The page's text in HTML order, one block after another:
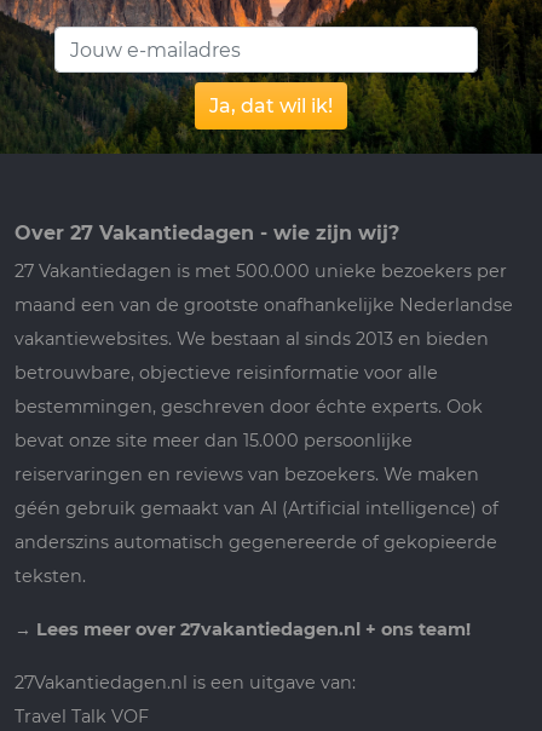
Ja, dat wil ik!
Over 27 Vakantiedagen - wie zijn wij?
27 Vakantiedagen is met 500.000 unieke bezoekers per
maand een van de grootste onafhankelijke Nederlandse
vakantiewebsites. We bestaan al sinds 2013 en bieden
betrouwbare, objectieve reisinformatie voor alle
bestemmingen, geschreven door échte experts. Ook
bevat onze site meer dan 15.000 persoonlijke
reiservaringen en reviews van bezoekers. We maken
géén gebruik gemaakt van AI (Artificial intelligence) of
anderszins automatisch gegenereerde of gekopieerde
teksten.
→ Lees meer over 27vakantiedagen.nl + ons team!
27Vakantiedagen.nl is een uitgave van:
Travel Talk VOF